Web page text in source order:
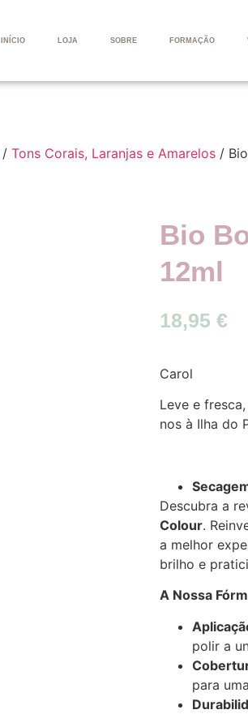
INÍCIO LOJA SOBRE FORMAÇÃO
/ Tons Corais, Laranjas e Amarelos /
Bio
12ml
18,95 €
Carol
Leve e
nos à Ilha do
Descubra a
Colour.
a melhor
brilho e
A Nossa
polir a
para